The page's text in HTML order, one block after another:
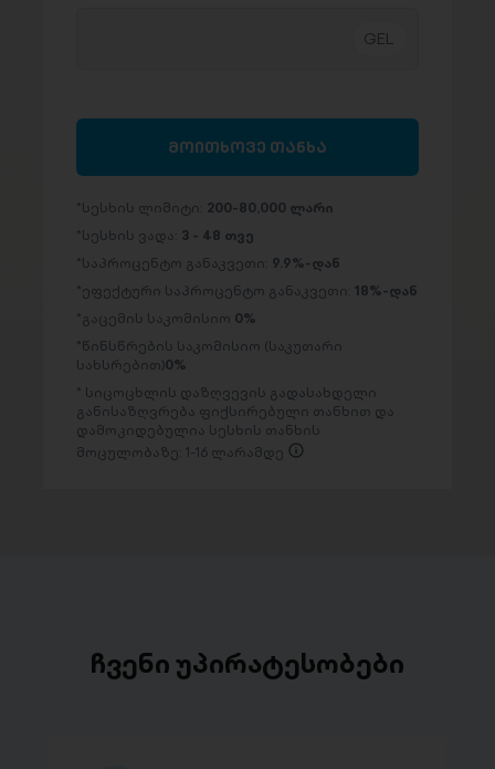
მოითხოვე თანხა
სესხის ლიმიტი: 200-80,000 ლარი
სესხის ვადა: 3 - 48 თვე
საპროცენტო განაკვეთი: 9.9%-დან
ეფექტური საპროცენტო განაკვეთი: 18%-დან
გაცემის საკომისიო 0%
წინსწრების საკომისიო (საკუთარი
სახსრებით)0%
სიცოცხლის დაზღვევის გადასახდელი
განისაზღვრება ფიქსირებული თანხით და
დამოკიდებულია სესხის თანხის
მოცულობაზე: 1-16 ლარამდე
ჩვენი უპირატესობები